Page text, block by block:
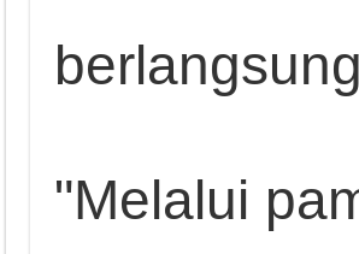
"Melalui